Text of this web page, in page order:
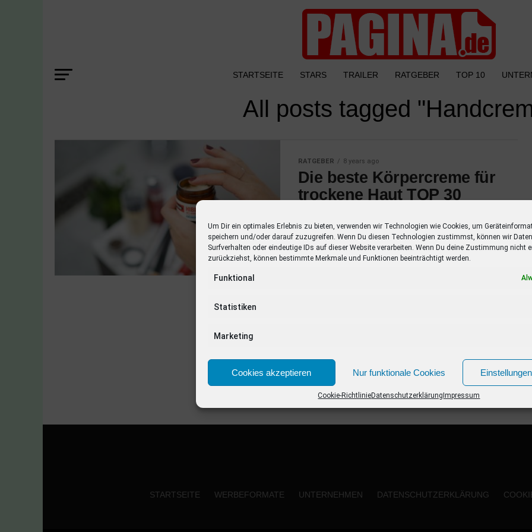
Um Dir ein optimales Erlebnis zu bieten, verwenden wir Technologien wie Cookies, um
speichern und/oder darauf zuzugreifen. Wenn Du diesen Technologien zustimmst, können wir
Surfverhalten oder eindeutige IDs auf dieser Website verarbeiten. Wenn Du deine Zustimmung nicht
zurückziehst, können bestimmte Merkmale und Funktionen beeinträchtigt werden.
Funktional
Statistiken
Marketing
Cookies akzeptieren Nur funktionale Cookies
Cookie-RichtlinieDatenschutzerklärung Impressum
STARTSEITE STARS TRAILER RATGEBER TOP 10
All posts tagged
RATGEBER 8 years ago
Die beste Körpercreme für
trockene Haut TOP 30
von günstig bis teuer. Entdecke die
Korpercreme, die zu Dir passt. Weleda
Sanddorn Reichhaltige Pflegelotion von
STARTSEITE WERBEFORMATE UNTERNEHMEN DATENSCHUTZERKLÄRUNG